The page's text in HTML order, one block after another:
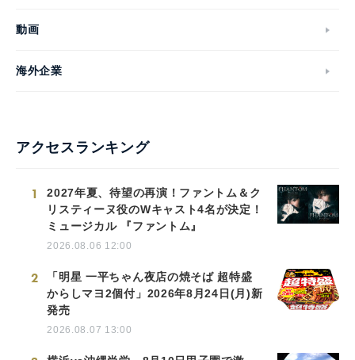
動画
海外企業
アクセスランキング
1
2027年夏、待望の再演！ファントム＆ク
リスティーヌ役のWキャスト4名が決定！
ミュージカル 『ファントム』
2026.08.06 12:00
2
「明星 一平ちゃん夜店の焼そば 超特盛
からしマヨ2個付」2026年8月24日(月)新
発売
2026.08.07 13:00